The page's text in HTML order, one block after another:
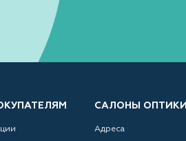
САЛОНЫ ОПТИКИ
Адреса